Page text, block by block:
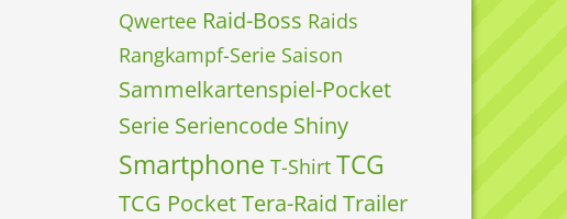
Qwertee Raid-Boss Raids
Rangkampf-Serie Saison
Sammelkartenspiel-Pocket
Serie Seriencode Shiny
Smartphone T-Shirt TCG
TCG PocketTera-Raid Trailer